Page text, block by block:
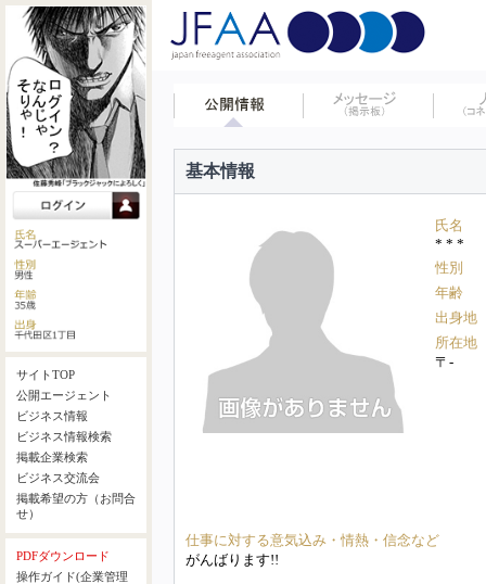
サイトTOP
公開エージェント
ビジネス情報
ビジネス情報検索
掲載企業検索
ビジネス交流会
掲載希望の方（お問合
せ）
PDFダウンロード
操作ガイド(企業管理
基本情報
氏名
* * *
性別
年齢
出身地
所在地
〒-
仕事に対する意気込み・情熱・信念など
がんばります!!